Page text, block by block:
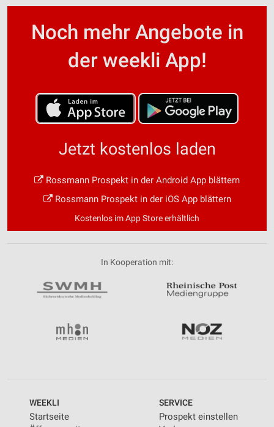
Noch mehr Angebote in
der weekli App!
Jetzt kostenlos laden
Rossmann Prospekt in der Android App blättern
Rossmann Prospekt in der iOS App blättern
Kostenlos im App Store erhältlich
In Kooperation mit:
WEEKLI
Startseite
SERVICE
Prospekt einstellen